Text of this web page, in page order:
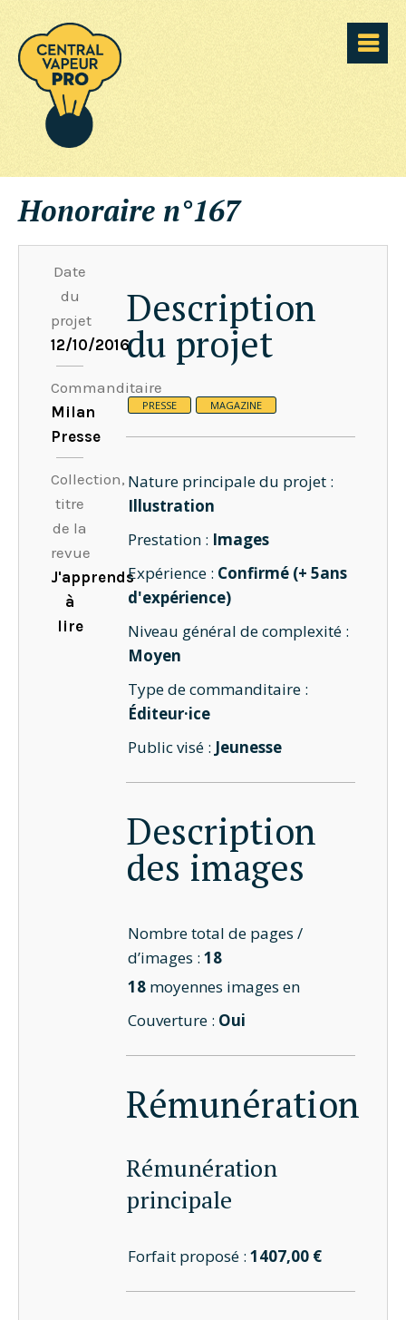
Honoraire n°167
Date
du
projet
12/10/2016
Commanditaire
Milan
Presse
Collection,
titre
de la
revue
J'apprends
à
lire
Description
du projet
PRESSE MAGAZINE
Nature principale du projet :
Illustration
Prestation : Images
Expérience : Confirmé (+ 5ans
d'expérience)
Niveau général de complexité :
Moyen
Type de commanditaire :
Éditeur·ice
Public visé : Jeunesse
Description
des images
Nombre total de pages /
d’images :18
18 moyennes images en
Couverture : Oui
Rémunération
Rémunération
principale
Forfait proposé :1407,00 €